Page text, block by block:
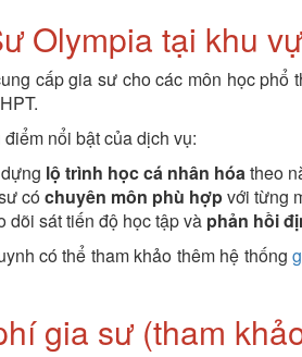
Olympia tại khu
cấp gia sư cho các môn học
nổi bật của dịch vụ:
lộ trình học cá nhân hóatheo
cóchuyên môn phù hợpvới từng
dõi sát tiến độ học tập và phản hồi
có thể tham khảo thêm hệ thống
gia sư (tham